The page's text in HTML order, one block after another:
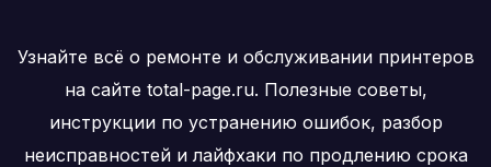
Узнайте всё о ремонте и обслуживании принтеров
на сайте total-page.ru. Полезные советы,
инструкции по устранению ошибок, разбор
неисправностей и лайфхаки по продлению срока